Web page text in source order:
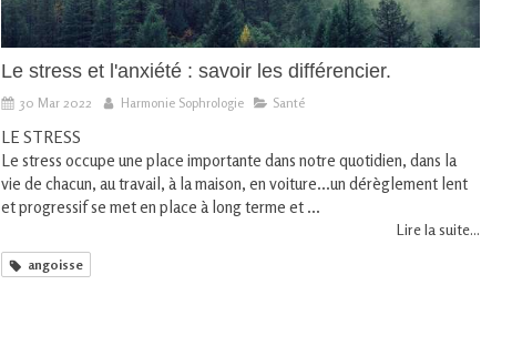
Le stress et l'anxiété : savoir les différencier.
30 Mar 2022 Harmonie Sophrologie Santé
LE STRESS
Le stress occupe une place importante dans notre quotidien, dans la
vie de chacun, au travail, à la maison, en voiture...un dérèglement lent
et progressif se met en place à long terme et ...
Lire la suite...
angoisse